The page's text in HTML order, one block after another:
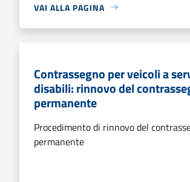
VAI ALLA PAGINA
Contrassegno per veicoli a
disabili: rinnovo del
permanente
Procedimento di rinnovo del
permanente